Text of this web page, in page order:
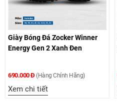
Giày Bóng Đá Zocker Winner
Energy Gen 2 Xanh Đen
690.000 Đ (Hàng Chính Hãng)
Xem chi tiết